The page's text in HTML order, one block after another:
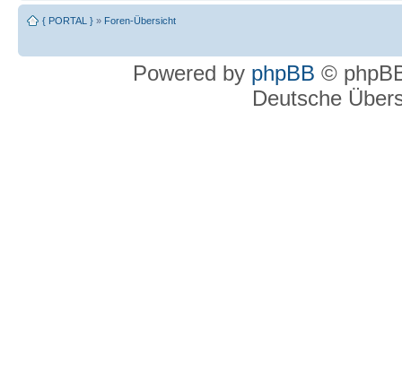
{ PORTAL } » Foren-Übersicht
Powered by phpBB ©
Deutsche